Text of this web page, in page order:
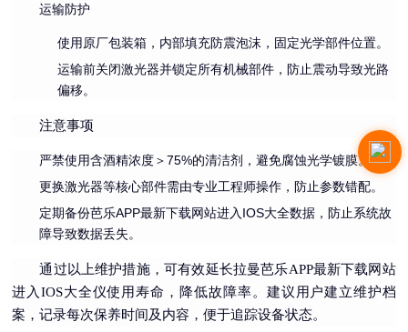
运输防护
使用原厂包装箱，内部填充防震泡沫，固定光学部件位置。
运输前关闭激光器并锁定所有机械部件，防止震动导致光路
偏移。
注意事项
严禁使用含酒精浓度＞75%的清洁剂，避免腐蚀光学镀膜。
更换激光器等核心部件需由专业工程师操作，防止参数错配。
定期备份芭乐APP最新下载网站进入IOS大全数据，防止系统故
障导致数据丢失。
通过以上维护措施，可有效延长拉曼芭乐APP最新下载网站
进入IOS大全仪使用寿命，降低故障率。建议用户建立维护档
案，记录每次保养时间及内容，便于追踪设备状态。